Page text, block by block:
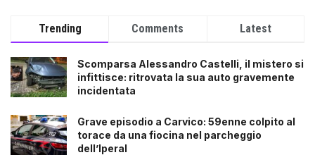
Trending Comments Latest
Scomparsa Alessandro Castelli, il mistero si
infittisce: ritrovata la sua auto gravemente
incidentata
Grave episodio a Carvico: 59enne colpito al
torace da una fiocina nel parcheggio
dell’Iperal